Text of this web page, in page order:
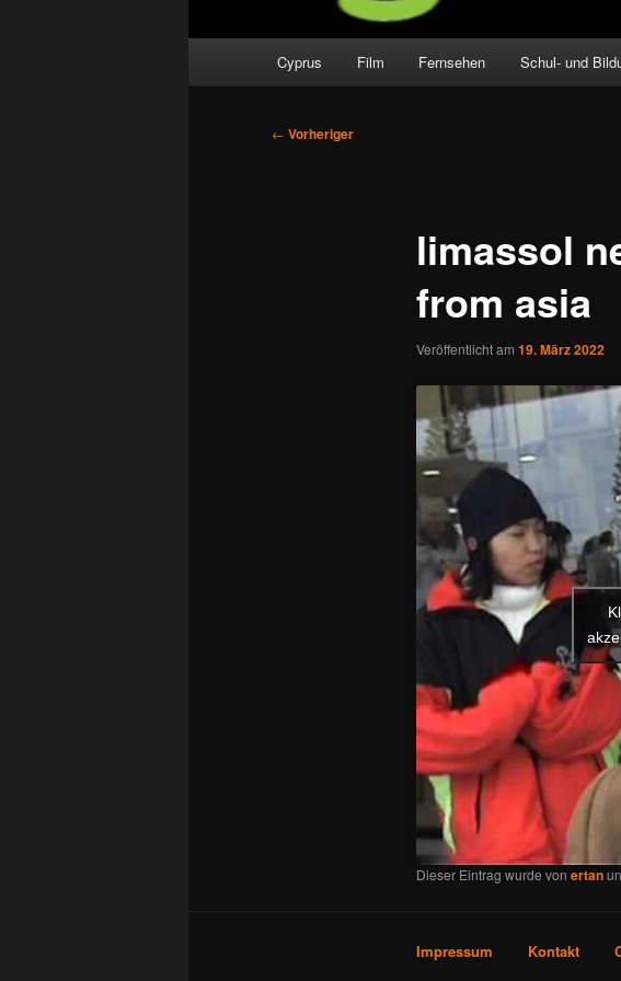
Cyprus Film Fernsehen Schul- und
Beitragsnavigation
← Vorheriger
limassol
from asia
Veröffentlicht am 19. März 2022
Dieser Eintrag wurde von ertan
Impressum Kontakt